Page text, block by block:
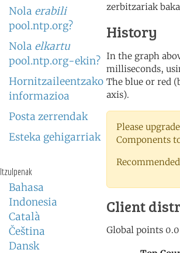
Nola erabili
pool.ntp.org?
Nola elkartu
pool.ntp.org-ekin?
Hornitzaileentzako
informazioa
Posta zerrendak
Esteka gehigarriak
Itzulpenak
Bahasa
Indonesia
Català
Čeština
Dansk
zerbitzariak
History
In the graph
milliseconds,
The blue or red
axis).
Please
Components
Client